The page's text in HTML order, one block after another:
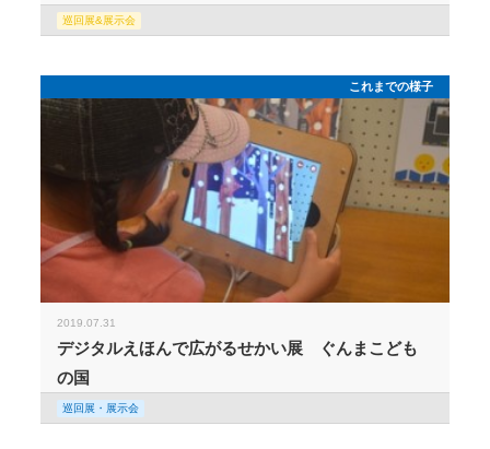
巡回展&展示会
これまでの様子
2019.07.31
デジタルえほんで広がるせかい展 ぐんまこども
の国
巡回展・展示会